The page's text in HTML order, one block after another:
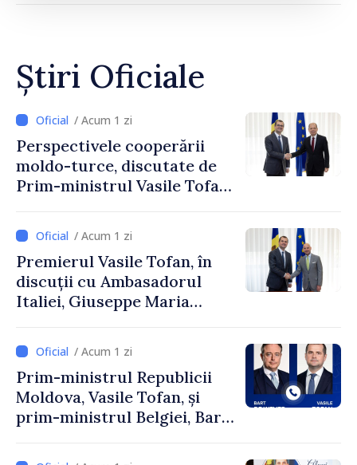
Știri Oficiale
/ Acum 1 zi
Perspectivele cooperării
moldo-turce, discutate de
Prim-ministrul Vasile Tofan
Uygar Mustafa Sertel
/ Acum 1 zi
Premierul Vasile Tofan, în
discuții cu Ambasadorul
Italiei, Giuseppe Maria
/ Acum 1 zi
Prim-ministrul Republicii
Moldova, Vasile Tofan, și
prim-ministrul Belgiei, Bart
despre parcursul european